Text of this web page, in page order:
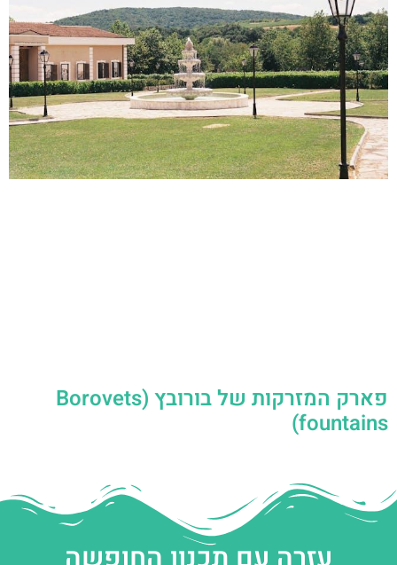
פארק המזרקות של בורובץ (Borovets
fountains)